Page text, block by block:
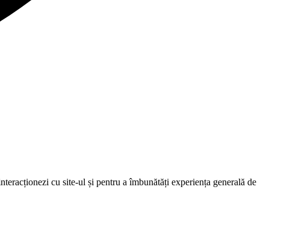
cu site-ul și pentru a îmbunătăți experiența generală de